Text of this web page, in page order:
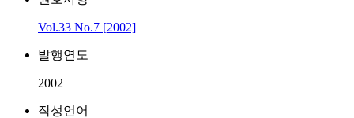
Vol.33 No.7 [2002]
발행연도
2002
작성언어